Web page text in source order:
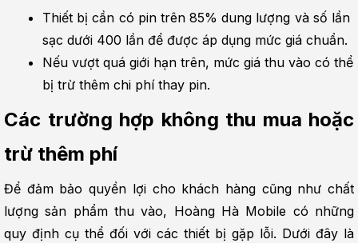
Thiết bị cần có pin trên 85% dung lượng và số lần
sạc dưới 400 lần để được áp dụng mức giá chuẩn.
Nếu vượt quá giới hạn trên, mức giá thu vào có thể
bị trừ thêm chi phí thay pin.
Các trường hợp không thu mua hoặc
trừ thêm phí
Để đảm bảo quyền lợi cho khách hàng cũng như chất
lượng sản phẩm thu vào, Hoàng Hà Mobile có những
quy định cụ thể đối với các thiết bị gặp lỗi. Dưới đây là